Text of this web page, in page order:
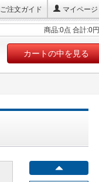
ご注文ガイド マイページ
商品:0点 合計:0円
カートの中を見る